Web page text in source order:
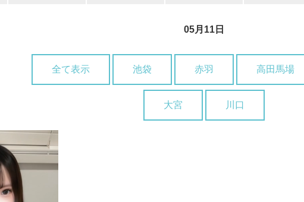
05月11日
全て表示 池袋 赤羽 高田馬場
大宮 川口